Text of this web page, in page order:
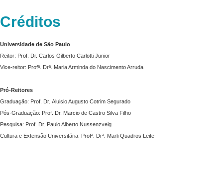
Créditos
Universidade de São Paulo
Reitor: Prof. Dr. Carlos Gilberto Carlotti Junior
Vice-reitor: Profª. Drª. Maria Arminda do Nascimento Arruda
Pró-Reitores
Graduação: Prof. Dr. Aluisio Augusto Cotrim Segurado
Pós-Graduação: Prof. Dr. Marcio de Castro Silva Filho
Pesquisa: Prof. Dr. Paulo Alberto Nussenzveig
Cultura e Extensão Universitária: Profª. Drª. Marli Quadros Leite